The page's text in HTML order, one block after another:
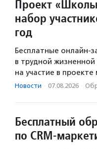
Проект
набор
год
Бесплатные онлайн-
в трудной жизненной
на участие в
Новости · 07.08.2026 ·
Бесплатный
по CRM-